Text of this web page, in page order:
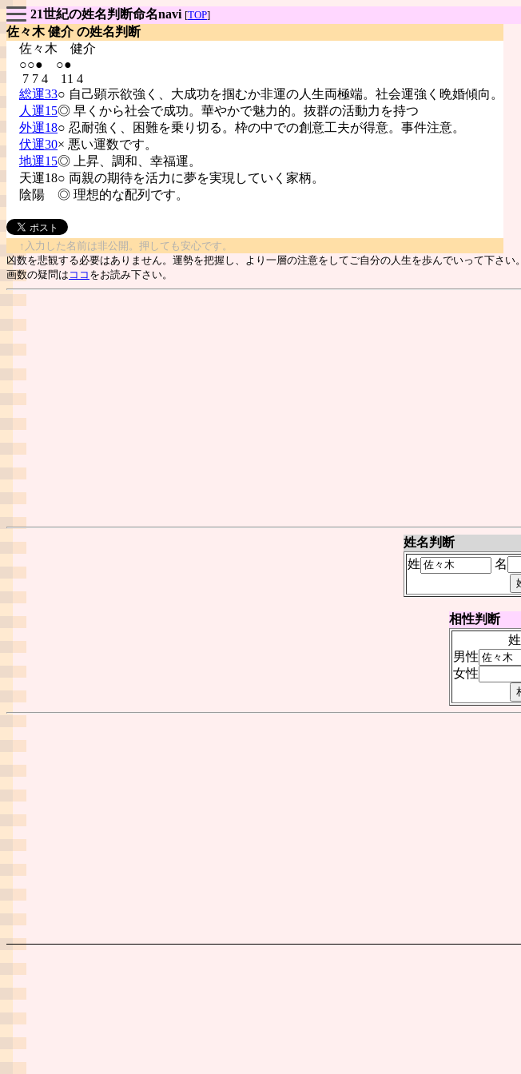
21世紀の姓名判断命名navi [TOP]
佐々木 健介 の姓名判断
佐々木 健介
○○● ○●
7 7 4 11 4
総運33○ 自己顕示欲強く、大成功を掴むか非運の人生両極端。社会運強く晩婚傾向。
人運15◎ 早くから社会で成功。華やかで魅力的。抜群の活動力を持つ
外運18○ 忍耐強く、困難を乗り切る。枠の中での創意工夫が得意。事件注意。
伏運30× 悪い運数です。
地運15◎ 上昇、調和、幸福運。
天運18○ 両親の期待を活力に夢を実現していく家柄。
陰陽 ◎ 理想的な配列です。
↑入力した名前は非公開。押しても安心です。
凶数を悲観する必要はありません。運勢を把握し、より一層の注意をしてご自分の人生を歩んでいって下さい。
画数の疑問は ココ をお読み下さい。
姓名判断
姓
名
相性判断
姓
男性
女性